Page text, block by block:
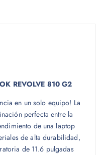
REVOLVE 810 G2
en un solo equipo! La
perfecta entre la
de una laptop
de alta durabilidad,
de 11.6 pulgadas